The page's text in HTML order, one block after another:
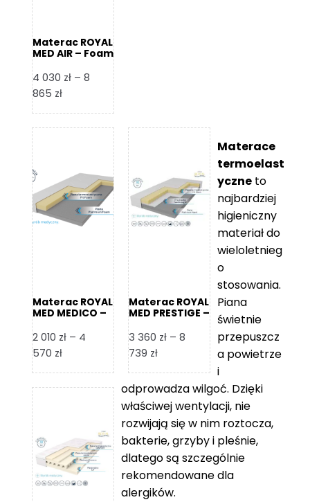
Materac ROYAL
MED AIR – Foam
4 030 zł – 8
865 złZakres
od
do
8
865 zł
Materac ROYAL
MED MEDICO –
2 010 zł – 4
570 złZakres
od
4
570 zł
Materac ROYAL
MED PRESTIGE –
3 360 zł – 8
739 złZakres
od
3
360 zł
do
8
739 zł
Materace
termoelast
yczne to
najbardziej
higieniczny
materiał do
wieloletnieg
o
stosowania.
Piana
świetnie
przepuszcz
a powietrze
i
odprowadza wilgoć. Dzięki
właściwej wentylacji, nie
rozwijają się w nim roztocza,
bakterie, grzyby i pleśnie,
dlatego są szczególnie
rekomendowane dla
alergików.